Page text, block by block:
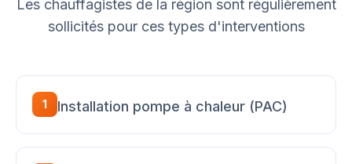
Les chauffagistes de la région sont régulièrement
sollicités pour ces types d'interventions
1 Installation pompe à chaleur (PAC)